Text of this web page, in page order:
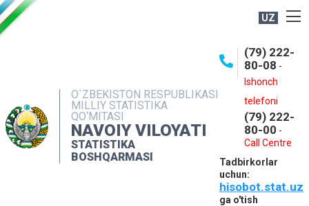
UZ
O`ZBEKISTON RESPUBLIKASI
MILLIY STATISTIKA
QO‘MITASI
NAVOIY VILOYATI
STATISTIKA
BOSHQARMASI
(79) 222-
80-08 -
Ishonch
telefoni
(79) 222-
80-00 -
Call Centre
Tadbirkorlar
uchun:
hisobot.stat.uz
ga o'tish
OCHIQ MA'LUMOTLAR
INTERAKTIV XIZMATLAR
MUROJAATLAR